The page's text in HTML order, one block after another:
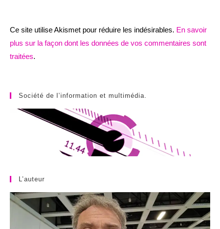
Ce site utilise Akismet pour réduire les indésirables. En savoir
plus sur la façon dont les données de vos commentaires sont
traitées.
Société de l’information et multimédia.
L’auteur